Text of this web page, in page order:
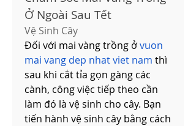
Ở Ngoài Sau Tết
Vệ Sinh Cây
Đối với mai vàng trồng ở vuon
mai vang dep nhat viet nam thì
sau khi cắt tỉa gọn gàng các
cành, công việc tiếp theo cần
làm đó là vệ sinh cho cây. Bạn
tiến hành vệ sinh cây bằng cách